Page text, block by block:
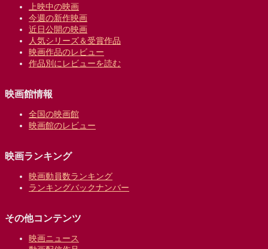
上映中の映画
今週の新作映画
近日公開の映画
人気シリーズ＆受賞作品
映画作品のレビュー
作品別にレビューを読む
映画館情報
全国の映画館
映画館のレビュー
映画ランキング
映画動員数ランキング
ランキングバックナンバー
その他コンテンツ
映画ニュース